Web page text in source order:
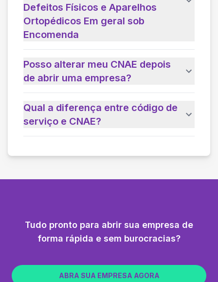
Defeitos Físicos e Aparelhos
Ortopédicos Em geral sob
Encomenda
Posso alterar meu CNAE depois
de abrir uma empresa?
Qual a diferença entre código de
serviço e CNAE?
Tudo pronto para abrir sua empresa de
forma rápida e sem burocracias?
ABRA SUA EMPRESA AGORA